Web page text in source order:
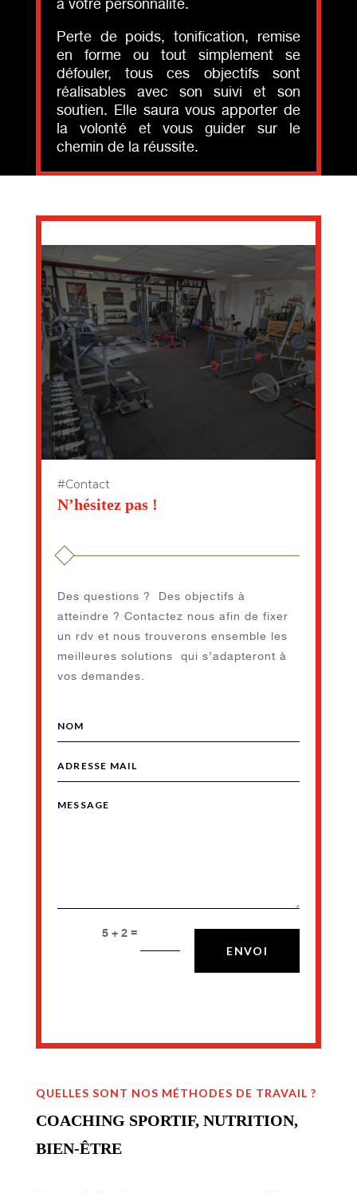
à votre personnalité.
Perte de poids, tonification, remise
en forme ou tout simplement se
défouler, tous ces objectifs sont
réalisables avec son suivi et son
soutien. Elle saura vous apporter de
la volonté et vous guider sur le
chemin de la réussite.
#Contact
N’hésitez pas !
Des questions ? Des objectifs à
atteindre ? Contactez nous afin de fixer
un rdv et nous trouverons ensemble les
meilleures solutions qui s’adapteront à
vos demandes.
5 + 2 =
ENVOI
QUELLES SONT NOS MÉTHODES DE TRAVAIL ?
COACHING SPORTIF, NUTRITION,
BIEN-ÊTRE